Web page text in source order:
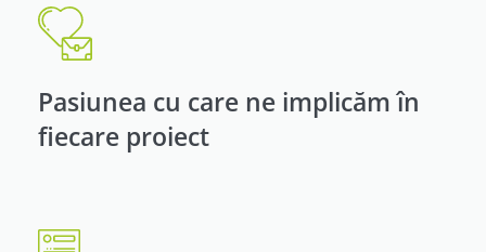
Pasiunea cu care ne implicăm în
fiecare proiect